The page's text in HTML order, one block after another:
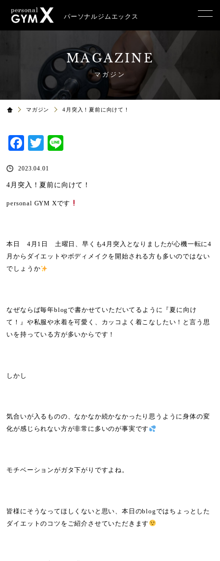
パーソナルジムエックス
MAGAZINE
マガジン
マガジン 4月突入！夏前に向けて！
Facebook
Twitter
2023.04.01
4月突入！夏前に向けて！
personal GYM Xです
本日 4 月 1 日 土曜日、早くも4 月突入となりましたが心機一転に4
月からダイエットやボディメイクを開始される方も多いのではない
でしょうか
なぜならば毎年blogで書かせていただいてるように『夏に向け
て！』や私服や水着を可愛く、カッコよく着こなしたい！と言う思
いを持っている方が多いからです！
しかし
気合いが入るものの、なかなか続かなかったり思うように身体の変
化が感じられない方が非常に多いのが事実です
モチベーションがガタ下がりですよね。
皆様にそうなってほしくないと思い、本日のblogではちょっとした
ダイエットのコツをご紹介させていただきます